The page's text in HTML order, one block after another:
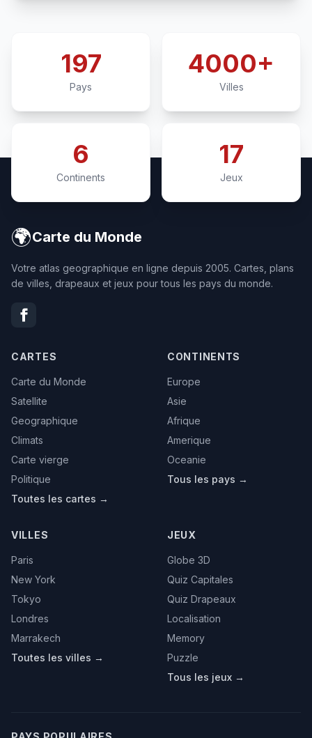
197
Pays
4000+
Villes
6
Continents
17
Jeux
🌍Carte du Monde
Votre atlas geographique en ligne depuis 2005. Cartes, plans
de villes, drapeaux et jeux pour tous les pays du monde.
CARTES
Carte du Monde
Satellite
Geographique
Climats
Carte vierge
Politique
Toutes les cartes →
CONTINENTS
Europe
Asie
Afrique
Amerique
Oceanie
Tous les pays →
VILLES
Paris
New York
Tokyo
Londres
Marrakech
Toutes les villes →
JEUX
Globe 3D
Quiz Capitales
Quiz Drapeaux
Localisation
Memory
Puzzle
Tous les jeux →